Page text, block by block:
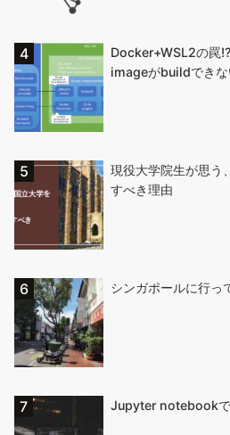
Docker+WSL2の罠
imageがbuildできな
現役大学院生が思う
すべき理由
シンガポールに行っ
Jupyter notebook